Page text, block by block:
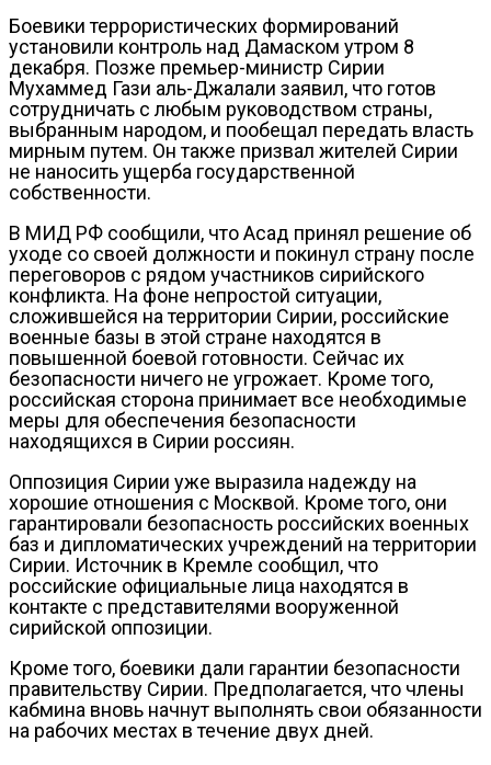
Боевики террористических формирований
установили контроль над Дамаском утром 8
декабря. Позже премьер-министр Сирии
Мухаммед Гази аль-Джалали заявил, что готов
сотрудничать с любым руководством страны,
выбранным народом, и пообещал передать власть
мирным путем. Он также призвал жителей Сирии
не наносить ущерба государственной
собственности.
В МИД РФ сообщили, что Асад принял решение об
уходе со своей должности и покинул страну после
переговоров с рядом участников сирийского
конфликта. На фоне непростой ситуации,
сложившейся на территории Сирии, российские
военные базы в этой стране находятся в
повышенной боевой готовности. Сейчас их
безопасности ничего не угрожает. Кроме того,
российская сторона принимает все необходимые
меры для обеспечения безопасности
находящихся в Сирии россиян.
Оппозиция Сирии уже выразила надежду на
хорошие отношения с Москвой. Кроме того, они
гарантировали безопасность российских военных
баз и дипломатических учреждений на территории
Сирии. Источник в Кремле сообщил, что
российские официальные лица находятся в
контакте с представителями вооруженной
сирийской оппозиции.
Кроме того, боевики дали гарантии безопасности
правительству Сирии. Предполагается, что члены
кабмина вновь начнут выполнять свои обязанности
на рабочих местах в течение двух дней.